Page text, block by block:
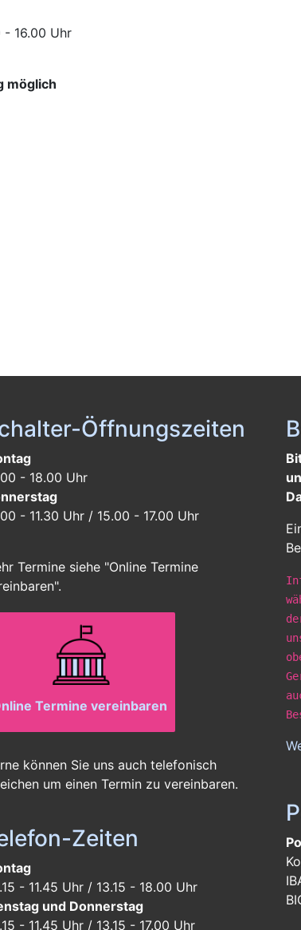
- 16.00 Uhr
möglich
Öffnungszeiten
- 18.00 Uhr
- 11.30 Uhr / 15.00 - 17.00 Uhr
Termine siehe "Online Termine
Termine vereinbaren
können Sie uns auch telefonisch
um einen Termin zu vereinbaren.
Zeiten
- 11.45 Uhr / 13.15 - 18.00 Uhr
und Donnerstag
- 11.45 Uhr / 13.15 - 17.00 Uhr